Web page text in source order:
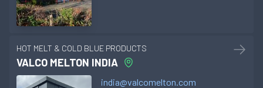
HOT MELT & COLD BLUE PRODUCTS
VALCO MELTON INDIA
india@valcomelton.com